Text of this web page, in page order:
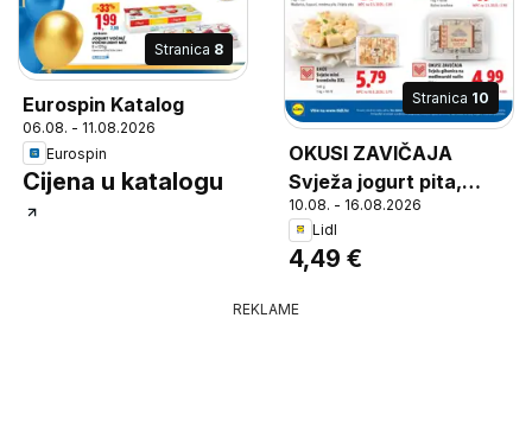
Stranica 8
Eurospin Katalog
06.08. - 11.08.2026
Eurospin
Cijena u katalogu
Stranica 10
OKUSI ZAVIČAJA
Svježa jogurt pita,
Svježa jogurt pita, 420
g, Ručno izrađena
10.08. - 16.08.2026
Lidl
4,49 €
REKLAME